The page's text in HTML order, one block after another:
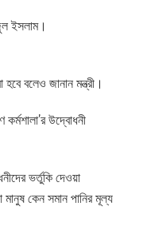
ইসলাম।
বলেও জানান মন্ত্রী।
কর্মশালা’র উদ্বোধনী
ভর্তুকি দেওয়া
মানুষ কেন সমান পানির মূল্য